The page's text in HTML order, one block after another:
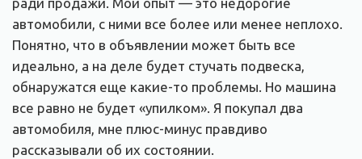
автомобили, с ними все более или менее неплохо.
Понятно, что в объявлении может быть все
идеально, а на деле будет стучать подвеска,
обнаружатся еще какие-то проблемы. Но машина
все равно не будет «упилком». Я покупал два
автомобиля, мне плюс-минус правдиво
рассказывали об их состоянии.